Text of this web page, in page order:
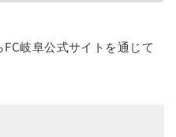
岐阜公式サイトを通じて